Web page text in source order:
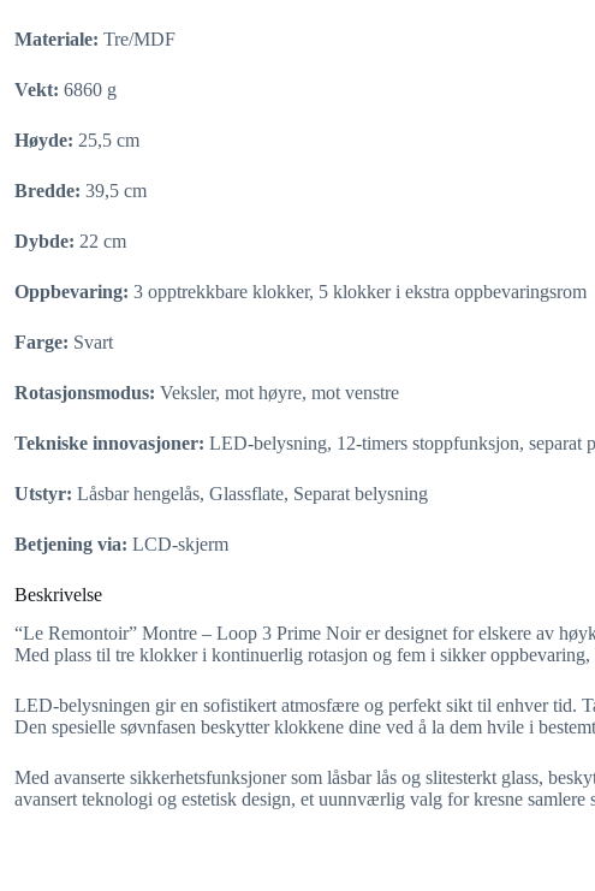
Materiale: Tre/MDF
Vekt: 6860 g
Høyde: 25,5 cm
Bredde: 39,5 cm
Dybde: 22 cm
Oppbevaring: 3 opptrekkbare klokker, 5 klokker i ekstra oppbevaringsrom
Farge: Svart
Rotasjonsmodus: Veksler, mot høyre, mot venstre
Tekniske innovasjoner: LED-belysning, 12-timers stoppfunksjon, separat
Utstyr: Låsbar hengelås, Glassflate, Separat belysning
Betjening via: LCD-skjerm
Beskrivelse
“Le Remontoir” Montre – Loop 3 Prime Noir er designet for elskere av
Med plass til tre klokker i kontinuerlig rotasjon og fem i sikker
LED-belysningen gir en sofistikert atmosfære og perfekt sikt til enhver tid.
Den spesielle søvnfasen beskytter klokkene dine ved å la dem hvile i
Med avanserte sikkerhetsfunksjoner som låsbar lås og slitesterkt glass,
avansert teknologi og estetisk design, et uunnværlig valg for kresne